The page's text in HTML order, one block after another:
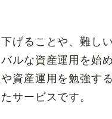
げることや、難し
ルな資産運用を始
資産運用を勉強す
サービスです。